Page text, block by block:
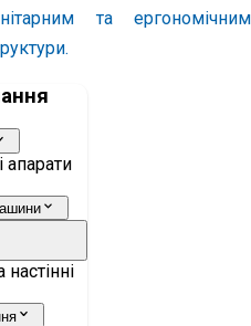
та ергономічним
апарати
настінні